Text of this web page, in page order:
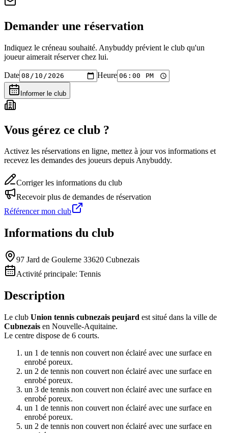
Demander une réservation
Indiquez le créneau souhaité. Anybuddy prévient le club qu'un
joueur aimerait réserver chez lui.
Date Heure
Informer le club
Vous gérez ce club ?
Activez les réservations en ligne, mettez à jour vos informations et
recevez les demandes des joueurs depuis Anybuddy.
Corriger les informations du club
Recevoir plus de demandes de réservation
Référencer mon club
Informations du club
97 Jard de Goulerne 33620 Cubnezais
Activité principale: Tennis
Description
Le club Union tennis cubnezais peujard est situé dans la ville de
Cubnezais en Nouvelle-Aquitaine.
Le centre dispose de 6 courts.
un 1 de tennis non couvert non éclairé avec une surface en
enrobé poreux.
un 2 de tennis non couvert non éclairé avec une surface en
enrobé poreux.
un 3 de tennis non couvert non éclairé avec une surface en
enrobé poreux.
un 1 de tennis non couvert non éclairé avec une surface en
enrobé poreux.
un 2 de tennis non couvert non éclairé avec une surface en